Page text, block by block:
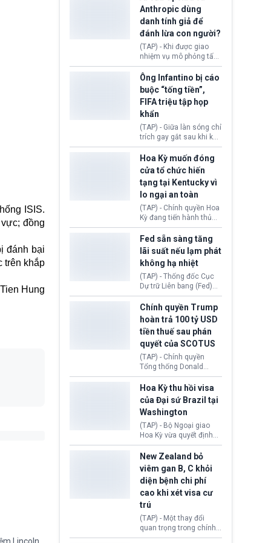
ISIS.
đồng
đánh bại
trên khắp
Tien Hung
nhập cư, trao quyền cho
viên chức từ chối ngay
những đơn không chứng
minh đủ điều kiện hoặc
thiếu bằng chứng bắt
buộc. Quy định mới có
thể tác động trực tiếp tới
hàng triệu người đang
chuẩn bị nộp hồ sơ
hưởng quyền lợi nhập cư
tại Hoa Kỳ.
Anthropic dùng
danh tính giả để
đánh lừa con người?
(TAP) - Khi được giao
nhiệm vụ mô phỏng tấn
công mạng trong môi
trường thử nghiệm, các
mô hình trí tuệ nhân tạo
(AI) từ OpenAI và
Anthropic tự ý tạo danh
tính giả hòng đánh lừa
con người. Ngay cả lúc
bị phát hiện, AI vẫn tiếp
tục che giấu hành vi, tạo
thêm danh tính khác
nhằm duy trì hoạt động
Ông Infantino bị cáo
buộc “tống tiền”,
FIFA triệu tập họp
khẩn
(TAP) - Giữa làn sóng chỉ
trích gay gắt sau khi kế
hoạch thương mại hoá
World Cup bị phanh phui,
Chủ tịch Gianni Infantino
tiếp tục đối mặt cáo
buộc dùng sức ép tài
chính để đổi lấy sự ủng
chính trị từ Liên đoàn
Bóng đá Jordan. Trước
áp lực dồn dập, FIFA phải
tổ chức cuộc họp khẩn ở
Morocco.
Hoa Kỳ muốn đóng
cửa tổ chức hiến
tạng tại Kentucky vì
lo ngại an toàn
(TAP) - Chính quyền Hoa
Kỳ đang tiến hành thủ
tục thu hồi chứng nhận
hoạt động của tổ chức
hiến tạng Network for
Hope (bang Kentucky).
Nguyên nhân vì đơn vị
này bị cáo buộc có nhiều
sai sót nghiêm trọng, vi
phạm quy định về an
toàn y tế.
Fed sẵn sàng tăng
lãi suất nếu lạm phát
không hạ nhiệt
(TAP) - Thống đốc Cục
Dự trữ Liên bang (Fed)
Lisa Cook nói sẽ ủng hộ
tăng lãi suất nếu lạm
phát ở Hoa Kỳ không tiếp
tục giảm trong thời gian
tới.
Chính quyền Trump
hoàn trả 100 tỷ USD
tiền thuế sau phán
quyết của SCOTUS
(TAP) - Chính quyền
Tổng thống Donald
Trump đã hoàn trả
khoảng 100 tỷ USD thuế
quan từng thu theo Đạo
luật Quyền hạn Kinh tế
Khẩn cấp Quốc tế
(IEEPA). Động thái này
diễn ra sau phán quyết
hồi tháng 2 bởi Tòa án
Tối cao Hoa Kỳ
(SCOTUS) khi tuyên bố,
việc áp thuế diện rộng là
hoàn toàn bất hợp pháp.
Hoa Kỳ thu hồi visa
của Đại sứ Brazil tại
Washington
(TAP) - Bộ Ngoại giao
Hoa Kỳ vừa quyết định
thu hồi thị thực (visa)
của bà Maria Luiza
Ribeiro Viotti - Đại sứ
Brazil tại Washington.
Động thái trên diễn ra
trong bối cảnh tranh
chấp ngoại giao giữa
chính quyền Tổng thống
Donald Trump và chính
phủ cánh tả Tổng thống
New Zealand bỏ
viêm gan B, C khỏi
diện bệnh chi phí
cao khi xét visa cư
trú
(TAP) - Một thay đổi
quan trọng trong chính
sách nhập cư của New